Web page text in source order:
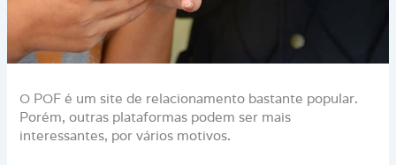
O POF é um site de relacionamento bastante popular.
Porém, outras plataformas podem ser mais
interessantes, por vários motivos.